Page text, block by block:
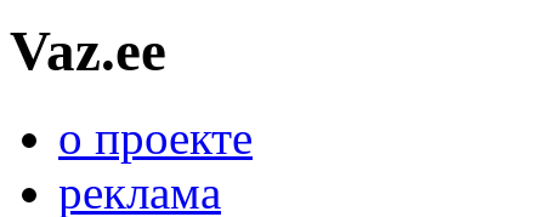
Vaz.ee
о проекте
реклама